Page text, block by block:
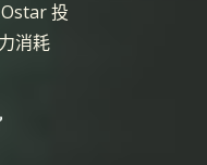
投
消耗